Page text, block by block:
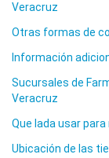
Veracruz
Otras formas de
Información
Sucursales de
Veracruz
Que lada usar
Ubicación de las